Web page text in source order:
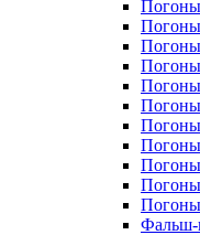
Погоны
Погоны
Фальш-